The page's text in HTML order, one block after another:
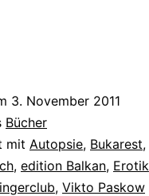
3. November 2011
Bücher
mit Autopsie, Bukarest,
, edition Balkan, Erotik
, Vikto Paskow